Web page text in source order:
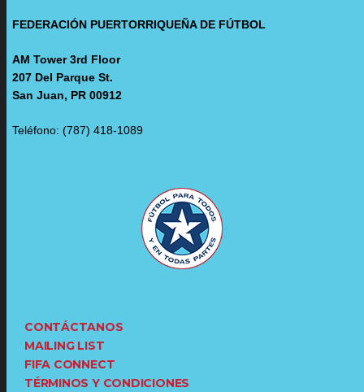
FEDERACIÓN PUERTORRIQUEÑA DE FÚTBOL
AM Tower 3rd Floor
207 Del Parque St.
San Juan, PR 00912
Teléfono: (787) 418-1089
CONTÁCTANOS
MAILING LIST
FIFA CONNECT
TÉRMINOS Y CONDICIONES